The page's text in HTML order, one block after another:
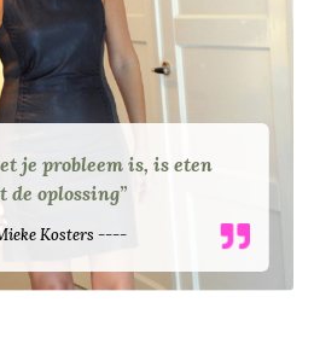
je probleem is, is eten
de oplossing”
Kosters ----